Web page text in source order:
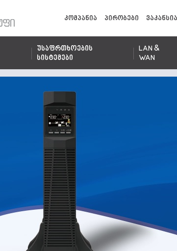
კომპანია პირობები ვაკანსია
უსაფრთხოების
სისტემები
LAN &
WAN